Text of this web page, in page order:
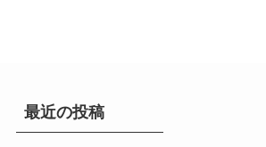
最近の投稿